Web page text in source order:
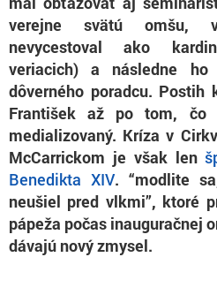
verejne svätú omšu,
nevycestoval ako
veriacich) a následne
dôverného poradcu. Postih
František až po tom, čo
medializovaný. Kríza v
McCarrickom je však len
Benedikta XIV. “modlite
neušiel pred vlkmi”, ktoré
pápeža počas inauguračnej
dávajú nový zmysel.